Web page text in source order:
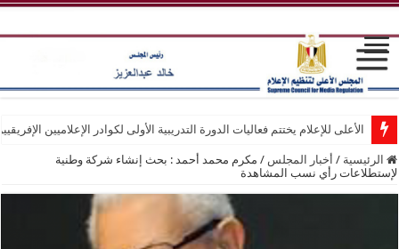
الأعلى للإعلام يختتم فعاليات الدورة التدريبية الأولى لكوادر الإعلاميين
الرئيسية / أخبار المجلس / مكرم محمد أحمد : بحث إنشاء شركة وطنية
لإستطلاعات رأي نسب المشاهدة